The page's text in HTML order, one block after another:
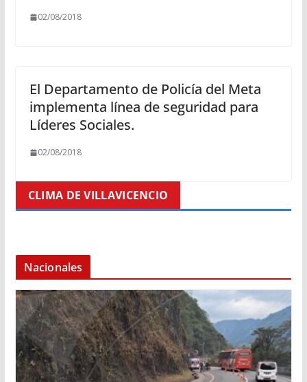
02/08/2018
El Departamento de Policía del Meta
implementa línea de seguridad para
Líderes Sociales.
02/08/2018
CLIMA DE VILLAVICENCIO
Nacionales